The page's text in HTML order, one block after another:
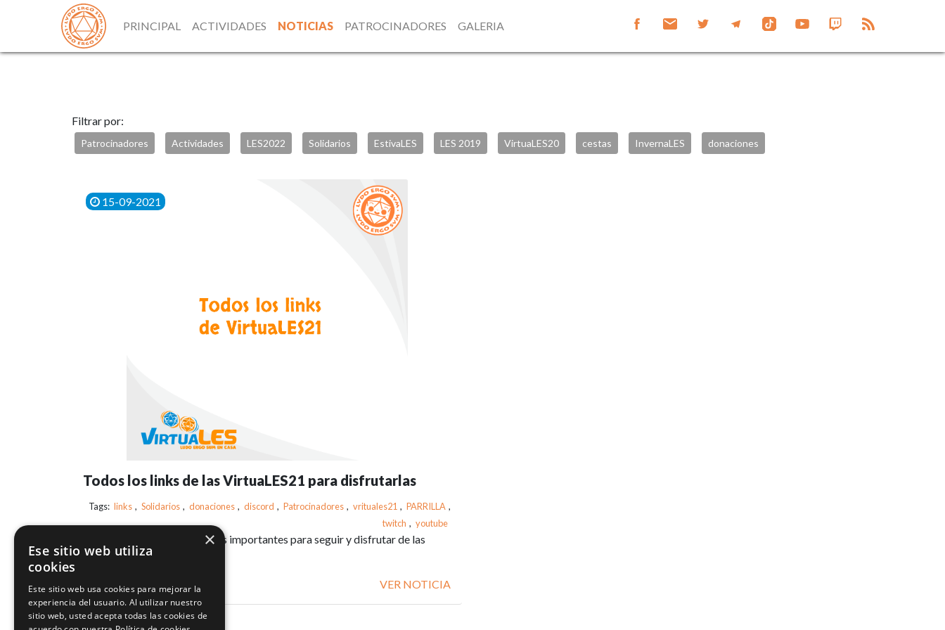
PRINCIPAL ACTIVIDADES NOTICIAS PATROCINADORES GALERIA
Filtrar por:
Patrocinadores Actividades LES2022 Solidarios EstivaLES LES 2019 VirtuaLES20 cestas InvernaLES donaciones
15-09-2021
Todos los links de las VirtuaLES21 para disfrutarlas
Tags: links , Solidarios , donaciones , discord , Patrocinadores , vrituales21 , PARRILLA ,
twitch , youtube
Recopilación de los datos más importantes para seguir y disfrutar de las
VirtuaLES21
VER NOTICIA
×
Ese sitio web utiliza
cookies
Este sitio web usa cookies para mejorar la
experiencia del usuario. Al utilizar nuestro
sitio web, usted acepta todas las cookies de